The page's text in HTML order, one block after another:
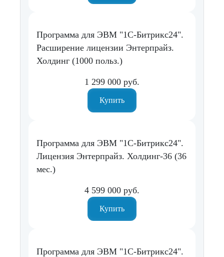
Программа для ЭВМ "1С-Битрикс24".
Расширение лицензии Энтерпрайз.
Холдинг (1000 польз.)
1 299 000 руб.
Купить
Программа для ЭВМ "1С-Битрикс24".
Лицензия Энтерпрайз. Холдинг-36 (36
мес.)
4 599 000 руб.
Купить
Программа для ЭВМ "1С-Битрикс24".